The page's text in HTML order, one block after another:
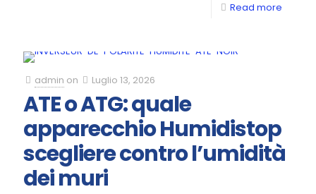
Read more
admin on Luglio 13, 2026
ATE o ATG: quale
apparecchio Humidistop
scegliere contro l’umidità
dei muri